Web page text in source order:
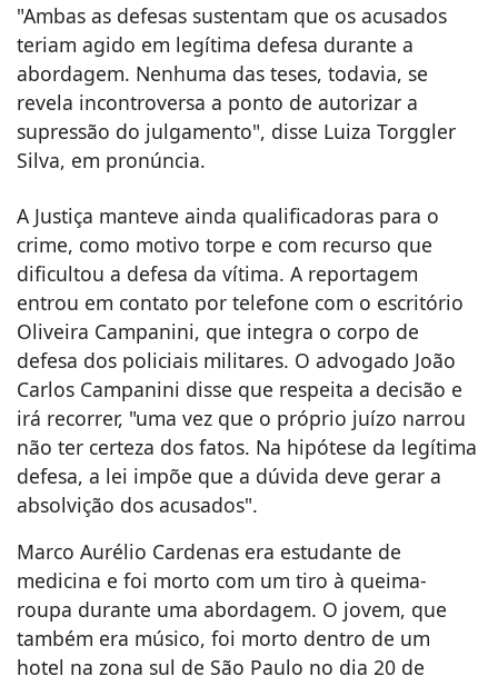
"Ambas as defesas sustentam que os acusados
teriam agido em legítima defesa durante a
abordagem. Nenhuma das teses, todavia, se
revela incontroversa a ponto de autorizar a
supressão do julgamento", disse Luiza Torggler
Silva, em pronúncia.
A Justiça manteve ainda qualificadoras para o
crime, como motivo torpe e com recurso que
dificultou a defesa da vítima. A reportagem
entrou em contato por telefone com o escritório
Oliveira Campanini, que integra o corpo de
defesa dos policiais militares. O advogado João
Carlos Campanini disse que respeita a decisão e
irá recorrer, "uma vez que o próprio juízo narrou
não ter certeza dos fatos. Na hipótese da legítima
defesa, a lei impõe que a dúvida deve gerar a
absolvição dos acusados".
Marco Aurélio Cardenas era estudante de
medicina e foi morto com um tiro à queima-
roupa durante uma abordagem. O jovem, que
também era músico, foi morto dentro de um
hotel na zona sul de São Paulo no dia 20 de